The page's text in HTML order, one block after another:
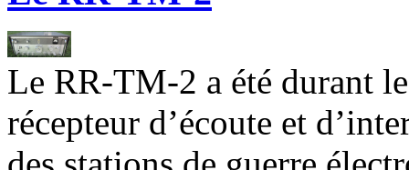
Le RR-TM-2 a été durant
récepteur d’écoute et